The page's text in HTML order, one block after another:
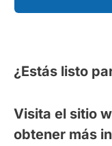
¿Estás listo
Visita el sitio
obtener más